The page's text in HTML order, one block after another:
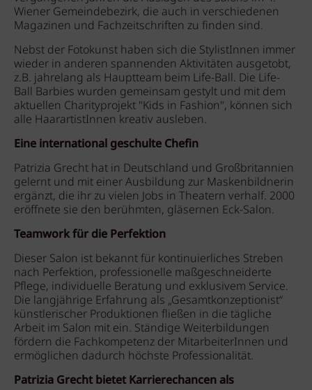
Wiener Gemeindebezirk, die auch in verschiedenen
Magazinen und Fachzeitschriften zu finden sind.
Nebst der Fotokunst haben sich die StylistInnen immer
wieder in anderen spannenden Aktivitäten ausgetobt,
z.B. jahrelang als Hauptteam beim Life-Ball. Die Life-
Ball Barbies wurden gemeinsam gestylt und mit dem
aktuellen Charityprojekt "Kids in Fashion", können sich
alle HaarartistInnen kreativ ausleben.
Eine international geschulte Chefin
Patrizia Grecht hat in Deutschland und Großbritannien
gelernt und mit einer Ausbildung zur Maskenbildnerin
ergänzt, die ihr zu vielen Jobs in Theatern verhalf. 2000
eröffnete sie den berühmten, gläsernen Eck-Salon.
Teamwork für die Perfektion
Dieser Salon ist bekannt für kontinuierliches Streben
nach Perfektion, professionelle maßgeschneiderte
Pflege, individuelle Beratung und exklusivem Service.
Die langjährige Erfahrung als „Gesamtkonzeptionist“
künstlerischer Produktionen fließen in die tägliche
Arbeit im Salon mit ein. Ständige Weiterbildungen
fördern die Fachkompetenz der MitarbeiterInnen und
ermöglichen dadurch höchste Professionalität.
Patrizia Grecht bietet Karrierechancen als